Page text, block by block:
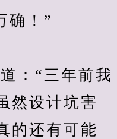
！”
“三年前我
然设计坑害
的还有可能